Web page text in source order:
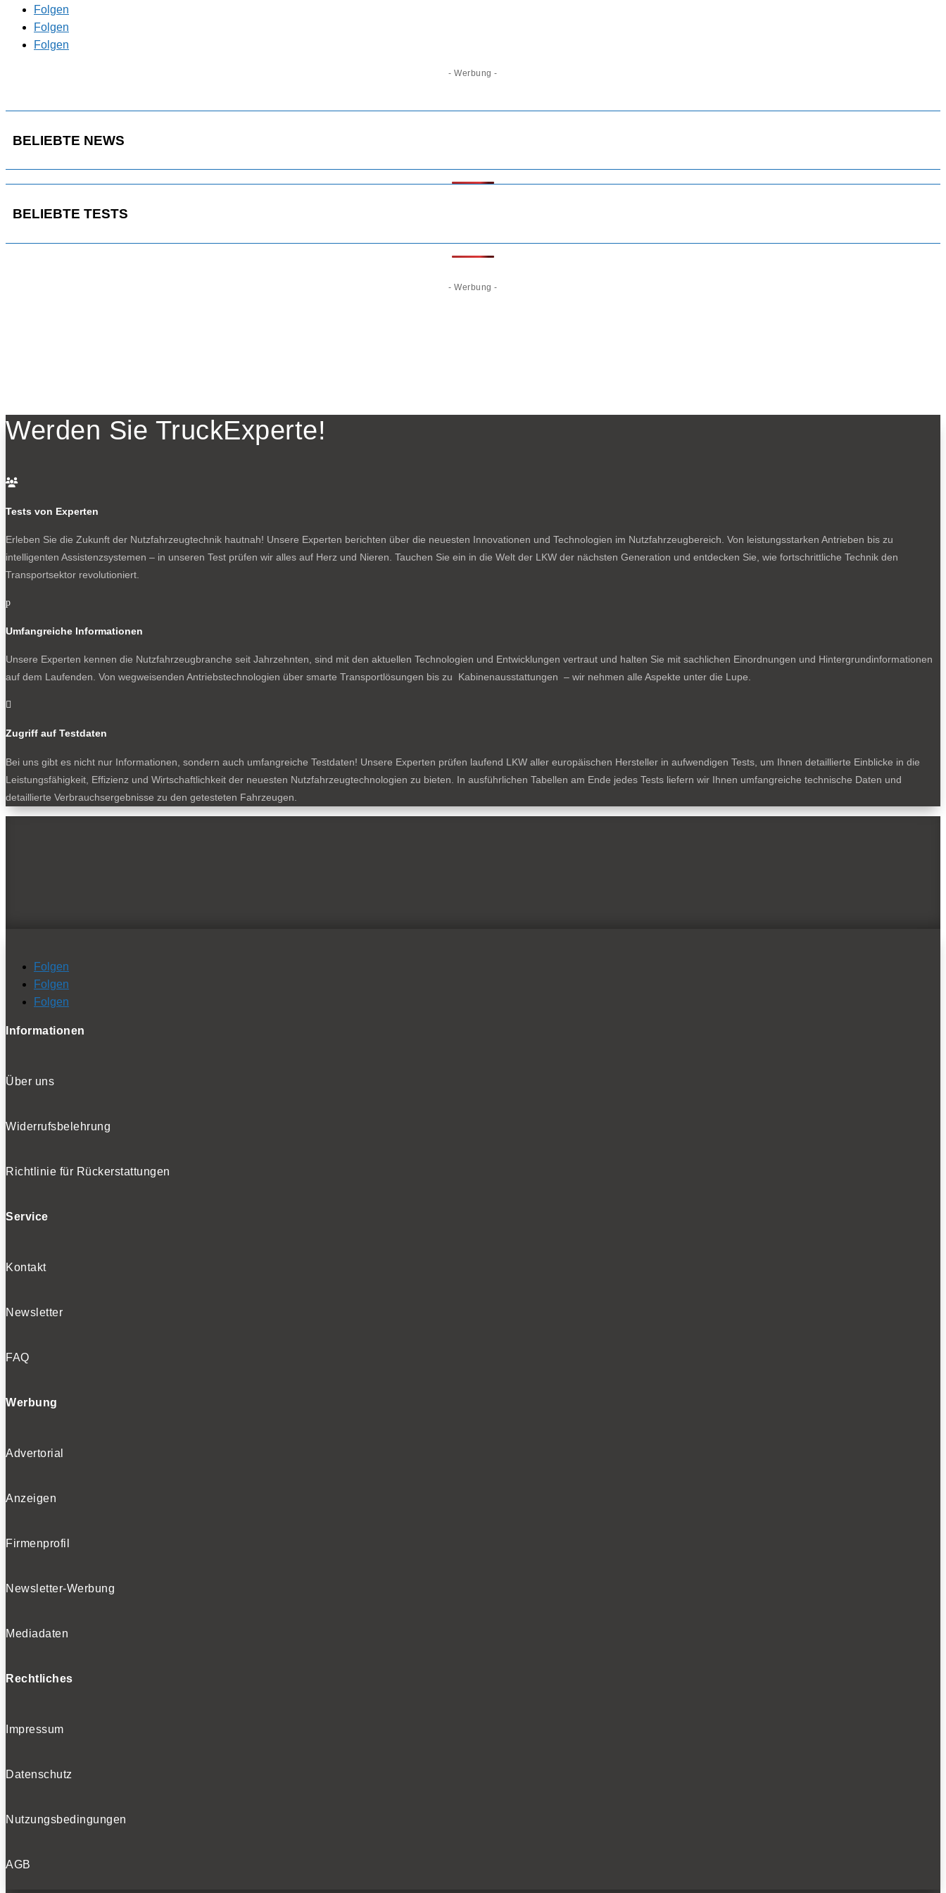
Folgen
Folgen
Folgen
- Werbung -
BELIEBTE NEWS
BELIEBTE TESTS
- Werbung -
Werden Sie TruckExperte!

Tests von Experten
Erleben Sie die Zukunft der Nutzfahrzeugtechnik hautnah! Unsere Experten berichten über die neuesten Innovationen und Technologien im Nutzfahrzeugbereich. Von leistungsstarken Antrieben bis zu
intelligenten Assistenzsystemen – in unseren Test prüfen wir alles auf Herz und Nieren. Tauchen Sie ein in die Welt der LKW der nächsten Generation und entdecken Sie, wie fortschrittliche Technik den
Transportsektor revolutioniert.
p
Umfangreiche Informationen
Unsere Experten kennen die Nutzfahrzeugbranche seit Jahrzehnten, sind mit den aktuellen Technologien und Entwicklungen vertraut und halten Sie mit sachlichen Einordnungen und Hintergrundinformationen
auf dem Laufenden. Von wegweisenden Antriebstechnologien über smarte Transportlösungen bis zu Kabinenausstattungen – wir nehmen alle Aspekte unter die Lupe.

Zugriff auf Testdaten
Bei uns gibt es nicht nur Informationen, sondern auch umfangreiche Testdaten! Unsere Experten prüfen laufend LKW aller europäischen Hersteller in aufwendigen Tests, um Ihnen detaillierte Einblicke in die
Leistungsfähigkeit, Effizienz und Wirtschaftlichkeit der neuesten Nutzfahrzeugtechnologien zu bieten. In ausführlichen Tabellen am Ende jedes Tests liefern wir Ihnen umfangreiche technische Daten und
detaillierte Verbrauchsergebnisse zu den getesteten Fahrzeugen.
Folgen
Folgen
Folgen
Informationen
Über uns
Widerrufsbelehrung
Richtlinie für Rückerstattungen
Service
Kontakt
Newsletter
FAQ
Werbung
Advertorial
Anzeigen
Firmenprofil
Newsletter-Werbung
Mediadaten
Rechtliches
Impressum
Datenschutz
Nutzungsbedingungen
AGB